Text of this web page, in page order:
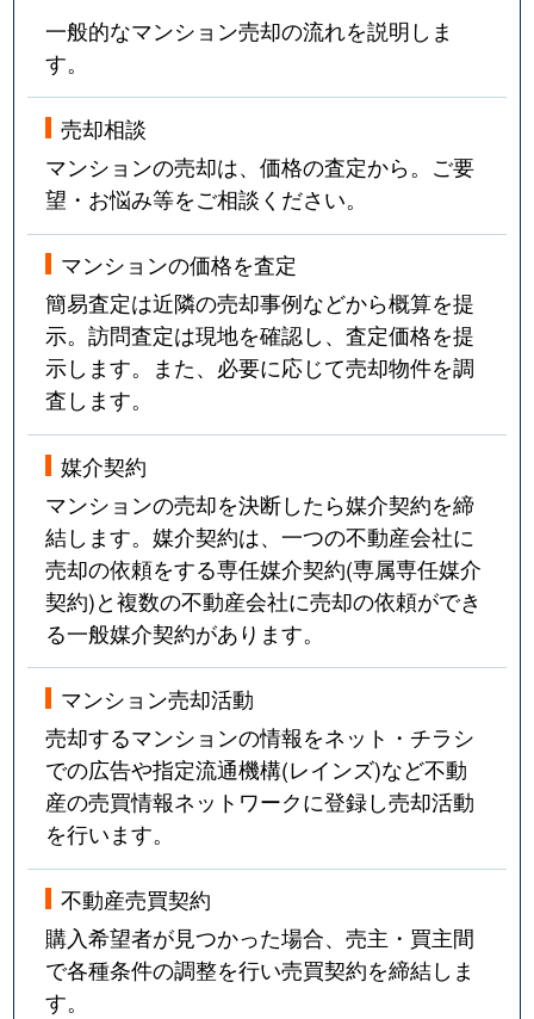
一般的なマンション売却の流れを説明しま
す。
売却相談
マンションの売却は、価格の査定から。ご要
望・お悩み等をご相談ください。
マンションの価格を査定
簡易査定は近隣の売却事例などから概算を提
示。訪問査定は現地を確認し、査定価格を提
示します。また、必要に応じて売却物件を調
査します。
媒介契約
マンションの売却を決断したら媒介契約を締
結します。媒介契約は、一つの不動産会社に
売却の依頼をする専任媒介契約(専属専任媒介
契約)と複数の不動産会社に売却の依頼ができ
る一般媒介契約があります。
マンション売却活動
売却するマンションの情報をネット・チラシ
での広告や指定流通機構(レインズ)など不動
産の売買情報ネットワークに登録し売却活動
を行います。
不動産売買契約
購入希望者が見つかった場合、売主・買主間
で各種条件の調整を行い売買契約を締結しま
す。